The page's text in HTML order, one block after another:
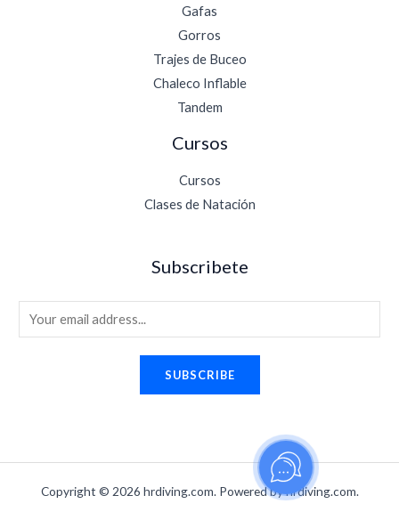
Gafas
Gorros
Trajes de Buceo
Chaleco Inflable
Tandem
Cursos
Cursos
Clases de Natación
Subscribete
m
SUBSCRIBE
Copyright © 2026 hrdiving.com. Powered by hrdiving.com.